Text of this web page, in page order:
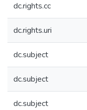
dc.rights.cc
dc.rights.uri
dc.subject
dc.subject
dc.subject